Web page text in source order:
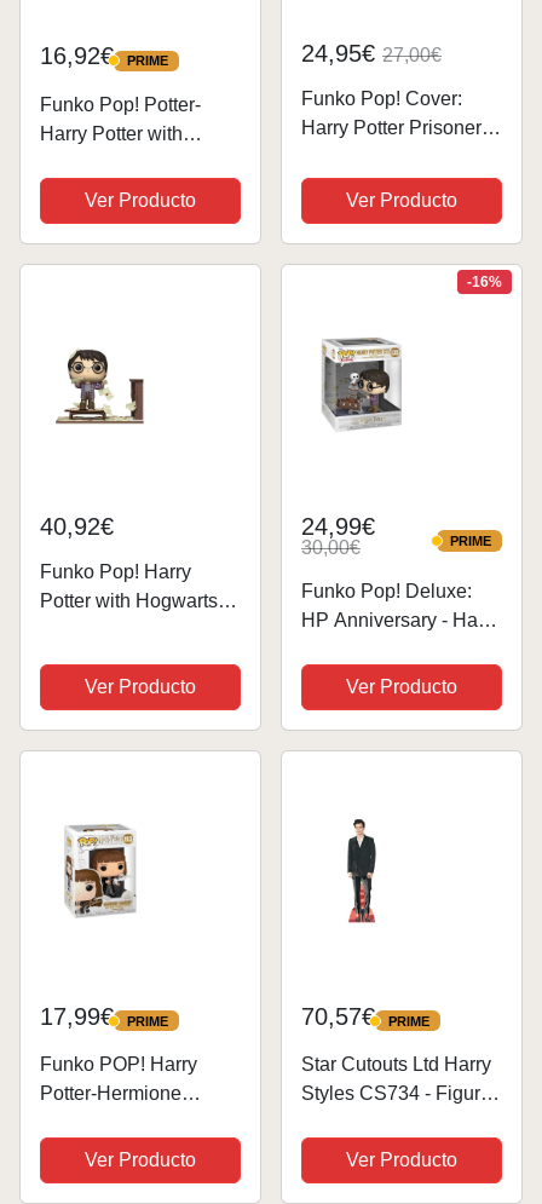
16,92€ PRIME
PRIME
Funko Pop! Potter-
Harry Potter with
Figura de Vinilo
Coleccionable - Idea
de Regalo- Mercancia
Ver Producto
24,95€ 27,00€
Funko Pop! Cover:
Harry Potter Prisoner of
Sirius Black - Figura de
Vinilo Coleccionable -
Idea de Regalo-
Mercancia Oficial -
Ver Producto
40,92€
Funko Pop! Harry
Potter with Hogwarts
Ver Producto
-16%
24,99€
30,00€ PRIME
PRIME
Funko Pop! Deluxe:
HP Anniversary - Harry
Figura de Vinilo
Coleccionable - Idea
de Regalo- Mercancia
Ver Producto
17,99€ PRIME
PRIME
Funko POP! Harry
Potter-Hermione
Figura de Vinilo
Coleccionable - Idea
Ver Producto
70,57€ PRIME
PRIME
Star Cutouts Ltd Harry
Styles CS734 - Figura
inglés «Post 1
Direction» (3 x 49 x
Ver Producto